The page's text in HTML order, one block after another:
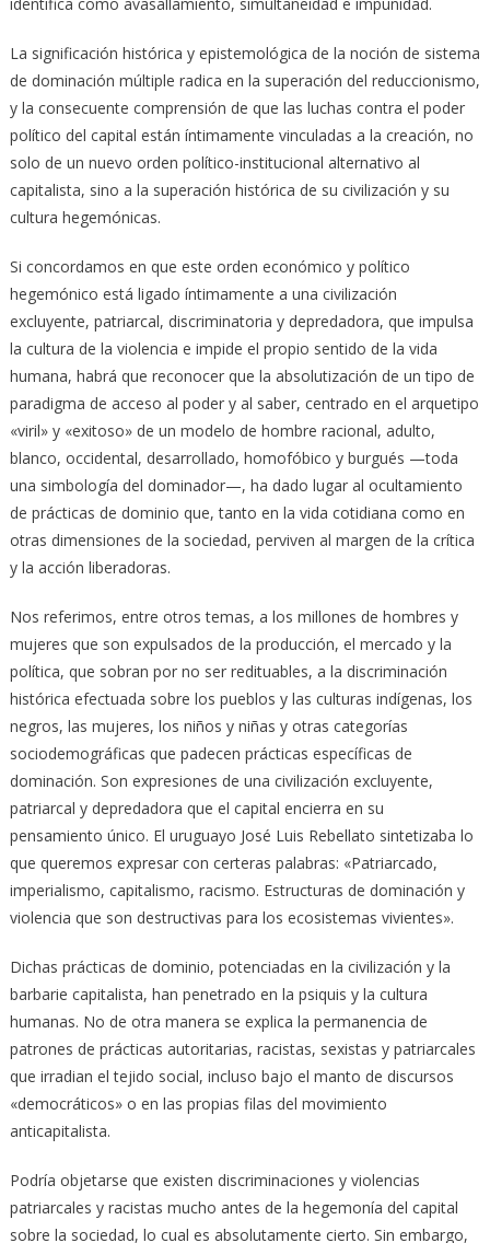
La significación histórica y epistemológica de la noción de sistema
de dominación múltiple radica en la superación del reduccionismo,
y la consecuente comprensión de que las luchas contra el poder
político del capital están íntimamente vinculadas a la creación, no
solo de un nuevo orden político-institucional alternativo al
capitalista, sino a la superación histórica de su civilización y su
cultura hegemónicas.
Si concordamos en que este orden económico y político
hegemónico está ligado íntimamente a una civilización
excluyente, patriarcal, discriminatoria y depredadora, que impulsa
la cultura de la violencia e impide el propio sentido de la vida
humana, habrá que reconocer que la absolutización de un tipo de
paradigma de acceso al poder y al saber, centrado en el arquetipo
«viril» y «exitoso» de un modelo de hombre racional, adulto,
blanco, occidental, desarrollado, homofóbico y burgués —toda
una simbología del dominador—, ha dado lugar al ocultamiento
de prácticas de dominio que, tanto en la vida cotidiana como en
otras dimensiones de la sociedad, perviven al margen de la crítica
y la acción liberadoras.
Nos referimos, entre otros temas, a los millones de hombres y
mujeres que son expulsados de la producción, el mercado y la
política, que sobran por no ser redituables, a la discriminación
histórica efectuada sobre los pueblos y las culturas indígenas, los
negros, las mujeres, los niños y niñas y otras categorías
sociodemográficas que padecen prácticas específicas de
dominación. Son expresiones de una civilización excluyente,
patriarcal y depredadora que el capital encierra en su
pensamiento único. El uruguayo José Luis Rebellato sintetizaba lo
que queremos expresar con certeras palabras: «Patriarcado,
imperialismo, capitalismo, racismo. Estructuras de dominación y
violencia que son destructivas para los ecosistemas vivientes».
Dichas prácticas de dominio, potenciadas en la civilización y la
barbarie capitalista, han penetrado en la psiquis y la cultura
humanas. No de otra manera se explica la permanencia de
patrones de prácticas autoritarias, racistas, sexistas y patriarcales
que irradian el tejido social, incluso bajo el manto de discursos
«democráticos» o en las propias filas del movimiento
anticapitalista.
Podría objetarse que existen discriminaciones y violencias
patriarcales y racistas mucho antes de la hegemonía del capital
sobre la sociedad, lo cual es absolutamente cierto. Sin embargo,